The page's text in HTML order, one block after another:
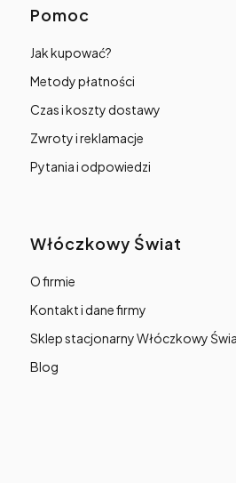
Linki w
Pomoc
Jak kupować?
Metody płatności
Czas i koszty dostawy
Zwroty i reklamacje
Pytania i odpowiedzi
Włóczkowy Świat
O firmie
Kontakt i dane firmy
Sklep stacjonarny Włóczkowy
Blog